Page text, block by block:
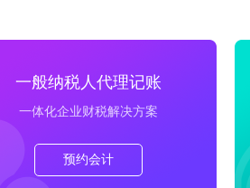
一般纳税人代理记账
一体化企业财税解决方案
预约会计